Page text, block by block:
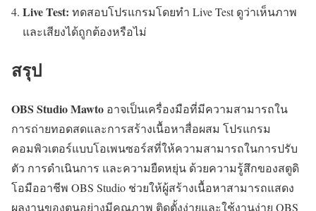
Live Test: ทดสอบโปรแกรมโดยทำ Live Test ดูว่าเห็นภาพ
และเสียงได้ถูกต้องหรือไม่
สรุป
OBS Studio Mawto อาจเป็นเครื่องมือที่มีความสามารถใน
การถ่ายทอดสดและการสร้างเนื้อหาสื่อผสม โปรแกรม
คอมพิวเตอร์แบบโอเพนซอร์สที่ให้ความสามารถในการปรับ
ตัว การดำเนินการ และความยืดหยุ่น ด้วยความรู้สึกของสตูดิ
โอมืออาชีพ OBS Studio ช่วยให้ผู้สร้างเนื้อหาสามารถแสดง
ผลงานของตนอย่างมีคุณภาพ ติดตั้งง่ายและใช้งานง่าย OBS